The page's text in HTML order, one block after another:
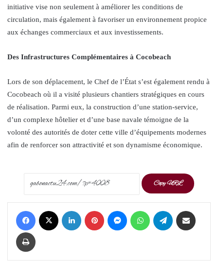
initiative vise non seulement à améliorer les conditions de
circulation, mais également à favoriser un environnement propice
aux échanges commerciaux et aux investissements.
Des Infrastructures Complémentaires à Cocobeach
Lors de son déplacement, le Chef de l’État s’est également rendu à
Cocobeach où il a visité plusieurs chantiers stratégiques en cours
de réalisation. Parmi eux, la construction d’une station-service,
d’un complexe hôtelier et d’une base navale témoigne de la
volonté des autorités de doter cette ville d’équipements modernes
afin de renforcer son attractivité et son dynamisme économique.
Copy URL
Facebook LinkedIn Pinterest Messenger WhatsApp Telegram
Print